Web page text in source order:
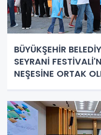
BÜYÜKŞEHİR
SEYRANİ
NEŞESİNE ORTAK